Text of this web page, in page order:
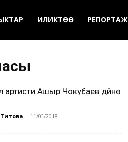
ИЛИКТӨӨ РЕПОРТАЖ
артисти Ашыр Чокубаев дүйнө
- 11/03/2018